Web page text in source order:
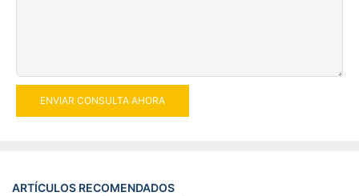
ENVIAR CONSULTA AHORA
ARTÍCULOS RECOMENDADOS